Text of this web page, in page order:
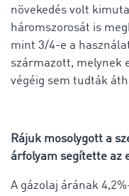
növekedés volt
háromszorosát is
mint 3/4-e a
származott, melynek
végéig sem tudták
Rájuk mosolygott a
árfolyam segítette az
A gázolaj árának